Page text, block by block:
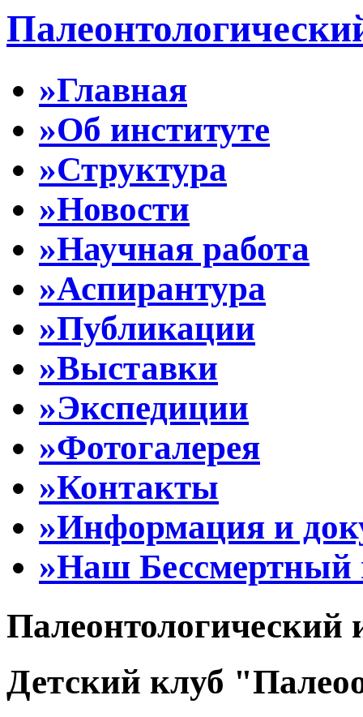
»Главная
»Об институте
»Структура
»Новости
»Научная работа
»Аспирантура
»Публикации
»Выставки
»Экспедиции
»Фотогалерея
»Контакты
»Информация и
»Наш Бессмертный
Палеонтологический
Детский клуб